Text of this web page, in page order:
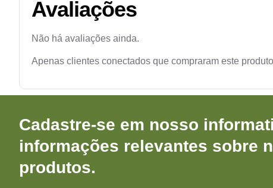
Avaliações
Não há avaliações ainda.
Apenas clientes conectados que compraram este
Cadastre-se em nosso
informações relevantes sobre
produtos.